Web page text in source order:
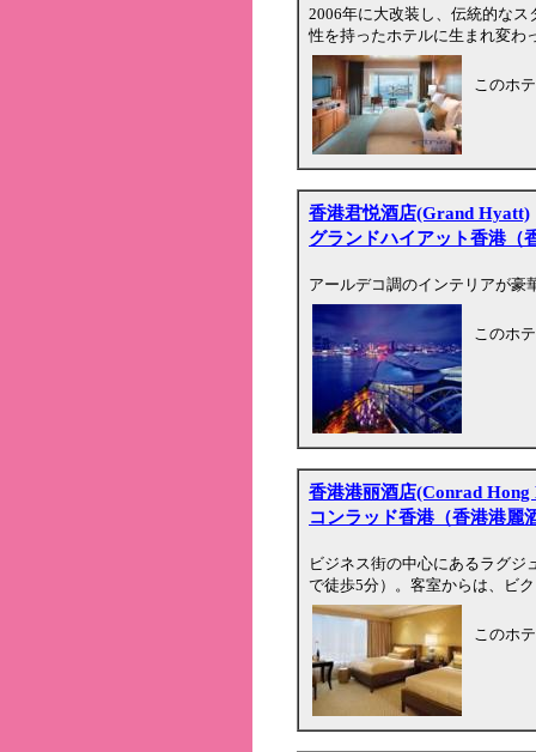
2006年に大改装し、伝統的な
性を持ったホテルに生まれ変わ
このホ
香港君悦酒店(Grand Hyatt)
グランドハイアット香港（
アールデコ調のインテリアが豪
このホ
香港港丽酒店(Conrad Hong
コンラッド香港（香港港麗
ビジネス街の中心にあるラグ
で徒歩5分）。客室からは、ビ
このホ